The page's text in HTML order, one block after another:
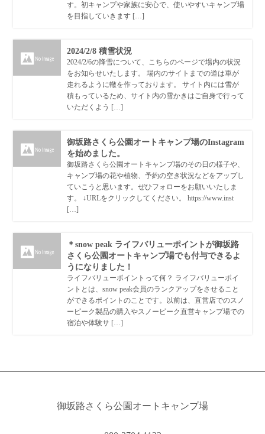
す。初キャンプや家族に安心で、使いやすいキャンプ場
を目指していきます […]
2024/2/8 積雪状況
2024/2/6の降雪について、こちらのページで場内の状況
をお知らせいたします。 場内のサイトまでの道は車が
走れるように轍を作っております。 サイト内には雪が
積もっているため、サイト内の雪かきはご自身で行って
いただくよう […]
御坂路さくら公園オートキャンプ場のInstagram
を始めました。
御坂路さくら公園オートキャンプ場のその日の様子や、
キャンプ場の花や植物、予約の空き状況などをアップし
ていこうと思います。ぜひフォローをお願いいたしま
す。 ↓URLをクリックしてください。 https://www.inst
[…]
＊snow peak ライフバリューポイントが御坂路
さくら公園オートキャンプ場でも付与できるよ
うになりました！
ライフバリューポイントって何？ ライフバリューポイ
ントとは、snow peak会員のランクアップをさせること
ができるポイントのことです。以前は、直営店でのスノ
ーピーク製品の購入やスノーピーク直営キャンプ場での
宿泊や体験サ […]
御坂路さくら公園オートキャンプ場